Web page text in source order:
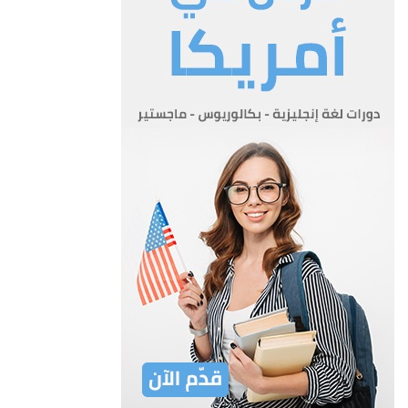
تحقيقا للغايات المقصودة من هذا القانون، تتولى السلطة ما يلي:
أ- توليد الطاقة على اسس سليمة وبصورة تفي باحتياجات
ب- توليد الطاقة لغايات الاستيراد والتصدير من والى البلدان
المجاورة واقامة شبكات النقل اللازمة لذلك.
ج- انشاء شبكة نقل وطنية تؤمن نقل الطاقة الى جميع انحاء المملكة.
د- انشاء شبكات فرعية لتوزيع الطاقة على المستهلكين وتنسيق
الربط بين تلك الشبكات وشبكات التوزيع التابعة لاصحاب المشاريع.
هـ- تحديد تعرفة الطاقة للمستهلكين
و- مراقبة توليد الطاقة ونقلها وتوزيعها